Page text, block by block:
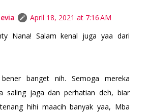
April 18, 2021 at 7:16 AM
Nana! Salam kenal juga yaa dari
bener banget nih. Semoga mereka
saling jaga dan perhatian deh, biar
hihi maacih banyak yaa, Mba